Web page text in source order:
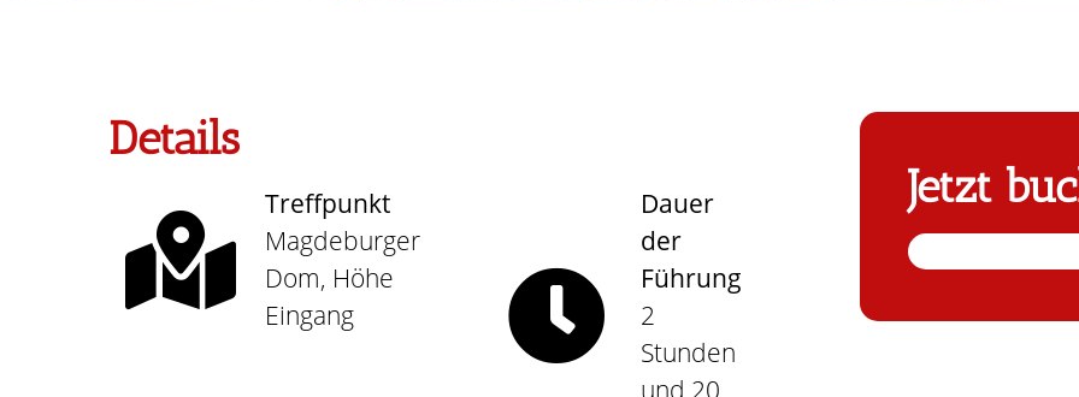
Details
Treffpunkt
Magdeburger
Dom, Höhe
Eingang
Dauer
der
Führung
2
Stunden
und 20
Jetzt